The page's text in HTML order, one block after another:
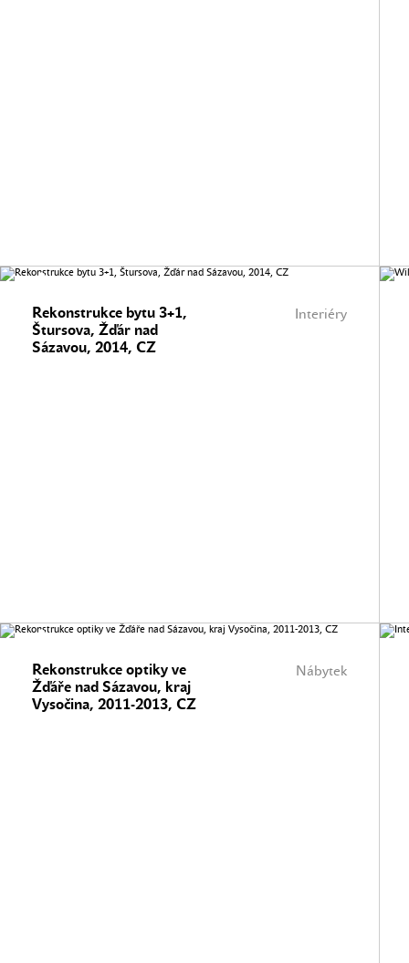
Interiéry
Rekonstrukce bytu 3+1,
Štursova, Žďár nad
Sázavou, 2014, CZ
Nábytek
Rekonstrukce optiky ve
Žďáře nad Sázavou, kraj
Vysočina, 2011-2013, CZ